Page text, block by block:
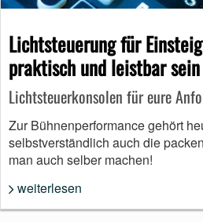
Lichtsteuerung für
praktisch und leistbar sein
Lichtsteuerkonsolen für eure
Zur Bühnenperformance gehört
selbstverständlich auch die
man auch selber machen!
weiterlesen